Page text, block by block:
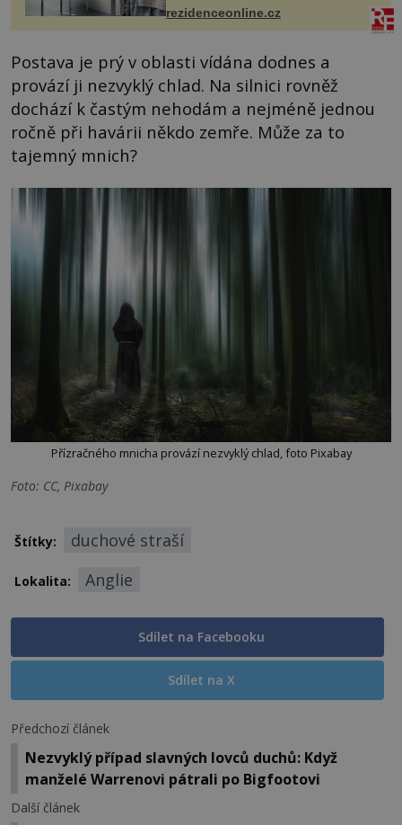
mohou jako mávnutím kouzelného
proutku...
rezidenceonline.cz
Postava je prý v oblasti vídána dodnes a
provází ji nezvyklý chlad. Na silnici rovněž
dochází k častým nehodám a nejméně jednou
ročně při havárii někdo zemře. Může za to
tajemný mnich?
Přízračného mnicha provází nezvyklý chlad, foto Pixabay
Foto: CC, Pixabay
Štítky: duchové straší
Lokalita: Anglie
Sdílet na Facebooku
Sdílet na X
Předchozí článek
Nezvyklý případ slavných lovců duchů: Když
manželé Warrenovi pátrali po Bigfootovi
Další článek